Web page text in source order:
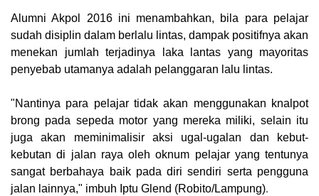
Alumni Akpol 2016 ini menambahkan, bila para pelajar
sudah disiplin dalam berlalu lintas, dampak positifnya akan
menekan jumlah terjadinya laka lantas yang mayoritas
penyebab utamanya adalah pelanggaran lalu lintas.
"Nantinya para pelajar tidak akan menggunakan knalpot
brong pada sepeda motor yang mereka miliki, selain itu
juga akan meminimalisir aksi ugal-ugalan dan kebut-
kebutan di jalan raya oleh oknum pelajar yang tentunya
sangat berbahaya baik pada diri sendiri serta pengguna
jalan lainnya," imbuh Iptu Glend (Robito/Lampung).